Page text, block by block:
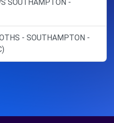
SOUTHAMPTON -
- SOUTHAMPTON -